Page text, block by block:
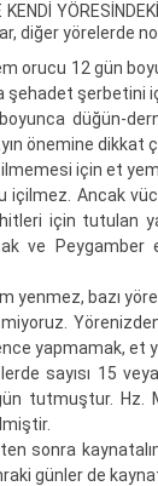
diğer yörelerde
orucu 12 gün
şehadet şerbetini
düğün-
önemine dikkat
için et
Ancak
için tutulan
ve
yenmez, bazı
yapmamak, et
sayısı 15
tutmuştur. Hz.
sonra
günler de